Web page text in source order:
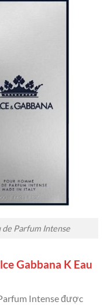
de Parfum Intense
Gabbana K Eau
Intense được